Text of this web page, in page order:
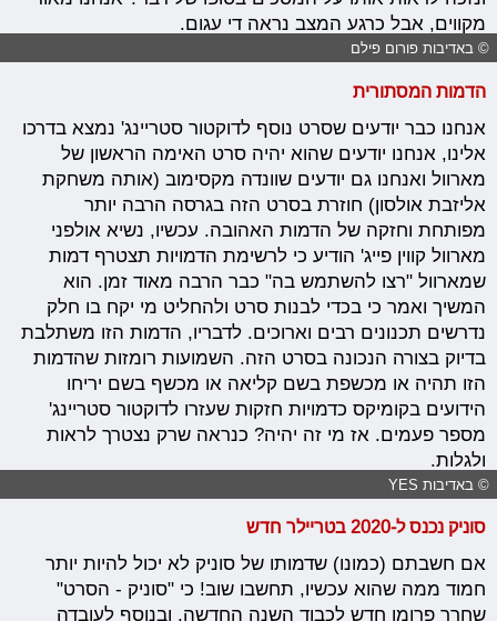
מקווים, אבל כרגע המצב נראה די עגום.
© באדיבות פורום פילם
הדמות המסתורית
אנחנו כבר יודעים שסרט נוסף לדוקטור סטריינג' נמצא בדרכו
אלינו, אנחנו יודעים שהוא יהיה סרט האימה הראשון של
מארוול ואנחנו גם יודעים שוונדה מקסימוב (אותה משחקת
אליזבת אולסון) חוזרת בסרט הזה בגרסה הרבה יותר
מפותחת וחזקה של הדמות האהובה. עכשיו, נשיא אולפני
מארוול קווין פייג' הודיע כי לרשימת הדמויות תצטרף דמות
שמארוול "רצו להשתמש בה" כבר הרבה מאוד זמן. הוא
המשיך ואמר כי בכדי לבנות סרט ולהחליט מי יקח בו חלק
נדרשים תכנונים רבים וארוכים. לדבריו, הדמות הזו משתלבת
בדיוק בצורה הנכונה בסרט הזה. השמועות רומזות שהדמות
הזו תהיה או מכשפת בשם קליאה או מכשף בשם יריחו
הידועים בקומיקס כדמויות חזקות שעזרו לדוקטור סטריינג'
מספר פעמים. אז מי זה יהיה? כנראה שרק נצטרך לראות
ולגלות.
© באדיבות YES
סוניק נכנס ל-2020 בטריילר חדש
אם חשבתם (כמונו) שדמותו של סוניק לא יכול להיות יותר
חמוד ממה שהוא עכשיו, תחשבו שוב! כי "סוניק - הסרט"
שחרר פרומו חדש לכבוד השנה החדשה, ובנוסף לעובדה